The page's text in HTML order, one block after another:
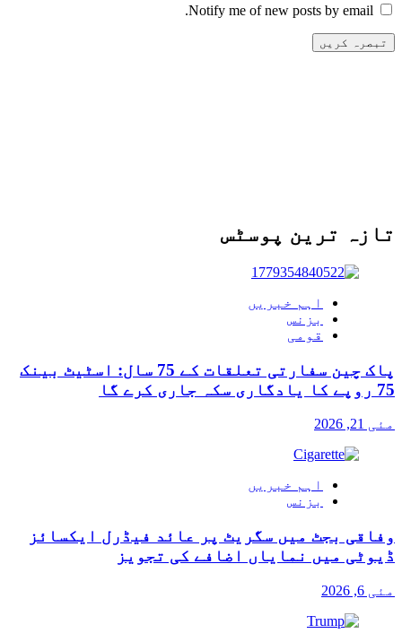
Notify me of new posts by email.
تازہ ترین پوسٹس
اہم خبریں
بزنس
قومی
پاک چین سفارتی تعلقات کے 75 سال: اسٹیٹ بینک
75 روپے کا یادگاری سکہ جاری کرے گا
مئی 21, 2026
اہم خبریں
بزنس
وفاقی بجٹ میں سگریٹ پر عائد فیڈرل ایکسائز
ڈیوٹی میں نمایاں اضافے کی تجویز
مئی 6, 2026